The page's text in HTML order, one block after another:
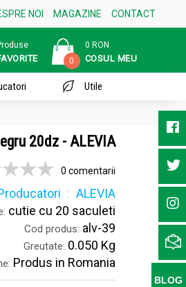
NOI MAGAZINE CONTACT
0
0 RON
COSUL MEU
Utile
20dz - ALEVIA
0 comentarii
ALEVIA
cutie cu 20 saculeti
Cod produs: alv-39
Greutate: 0.050 Kg
Produs in Romania
BLOG